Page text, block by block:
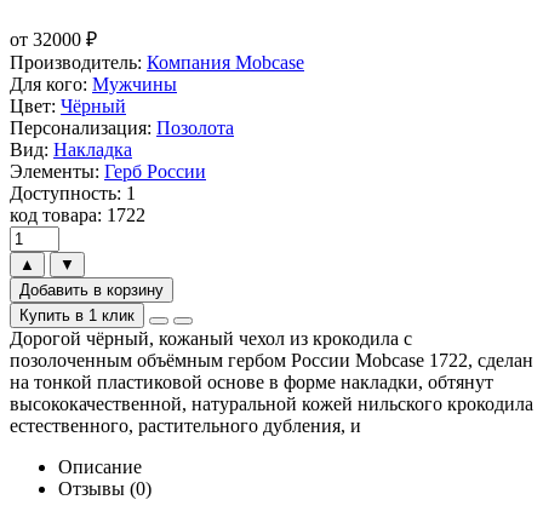
от 32000 ₽
Производитель: Компания Mobcase
Для кого: Мужчины
Цвет: Чёрный
Персонализация: Позолота
Вид: Накладка
Элементы: Герб России
Доступность: 1
код товара: 1722
▲
▼
Добавить в корзину
Купить в 1 клик
Дорогой чёрный, кожаный чехол из крокодила с
позолоченным объёмным гербом России Mobcase 1722, сделан
на тонкой пластиковой основе в форме накладки, обтянут
высококачественной, натуральной кожей нильского крокодила
естественного, растительного дубления, и
Описание
Отзывы (0)